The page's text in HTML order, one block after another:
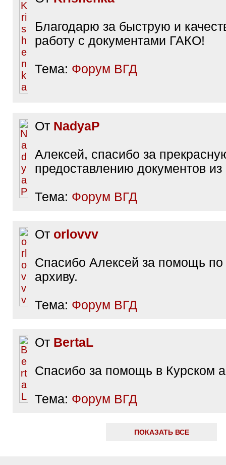
Благодарю за быструю и
работу с документами ГАКО!
Тема: Форум ВГД
От NadyaP
Алексей, спасибо за
предоставлению документов
Тема: Форум ВГД
От orlovvv
Спасибо Алексей за помощь по
архиву.
Тема: Форум ВГД
От BertaL
Спасибо за помощь в Курском
Тема: Форум ВГД
ПОКАЗАТЬ ВСЕ